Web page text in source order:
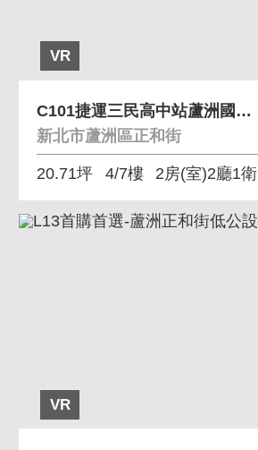
VR
C101捷運三民高中站蘆洲國小低公設電梯2房
新北市蘆洲區正和街
20.71坪 4/7樓 2房(室)2廳1衛
VR